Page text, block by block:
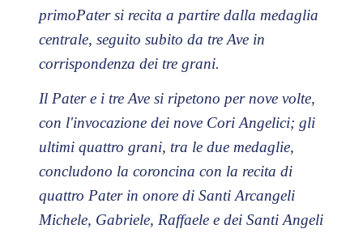
primoPater si recita a partire dalla medaglia
centrale, seguito subito da tre Ave in
corrispondenza dei tre grani.
Il Pater e i tre Ave si ripetono per nove volte,
con l'invocazione dei nove Cori Angelici; gli
ultimi quattro grani, tra le due medaglie,
concludono la coroncina con la recita di
quattro Pater in onore di Santi Arcangeli
Michele, Gabriele, Raffaele e dei Santi Angeli